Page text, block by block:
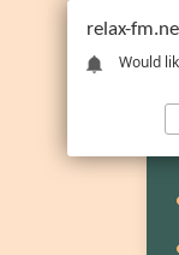
relax-
Would